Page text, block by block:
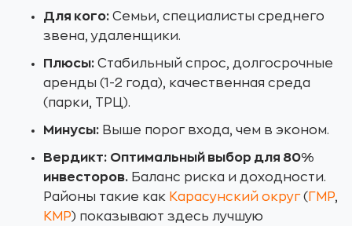
Для кого: Семьи, специалисты среднего
звена, удаленщики.
Плюсы: Стабильный спрос, долгосрочные
аренды (1-2 года), качественная среда
(парки, ТРЦ).
Минусы: Выше порог входа, чем в эконом.
Вердикт: Оптимальный выбор для 80%
инвесторов. Баланс риска и доходности.
Районы такие как Карасунский округ( ГМР,
КМР) показывают здесь лучшую